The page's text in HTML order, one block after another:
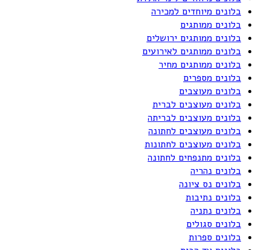
בלונים מיוחדים למכירה
בלונים ממותגים
בלונים ממותגים ירושלים
בלונים ממותגים לאירועים
בלונים ממותגים מחיר
בלונים מספרים
בלונים מעוצבים
בלונים מעוצבים לברית
בלונים מעוצבים לבריתה
בלונים מעוצבים לחתונה
בלונים מעוצבים לחתונות
בלונים מתנפחים לחתונה
בלונים נהריה
בלונים נס ציונה
בלונים נתיבות
בלונים נתניה
בלונים סגולים
בלונים ספרות